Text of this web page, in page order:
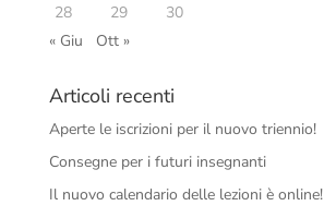
28
29
30
« Giu
Ott »
Articoli recenti
Aperte le iscrizioni per il nuovo triennio!
Consegne per i futuri insegnanti
Il nuovo calendario delle lezioni è online!